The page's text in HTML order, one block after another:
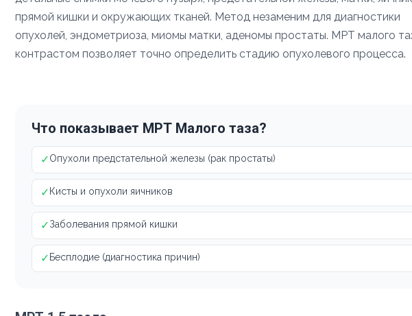
прямой кишки и окружающих тканей. Метод незаменим для диагностики
опухолей, эндометриоза, миомы матки, аденомы простаты. МРТ малого
контрастом позволяет точно определить стадию опухолевого процесса.
Что показывает МРТ Малого таза?
✓Опухоли предстательной железы (рак простаты)
✓ Кисты и опухоли яичников
✓Заболевания прямой кишки
✓ Бесплодие (диагностика причин)